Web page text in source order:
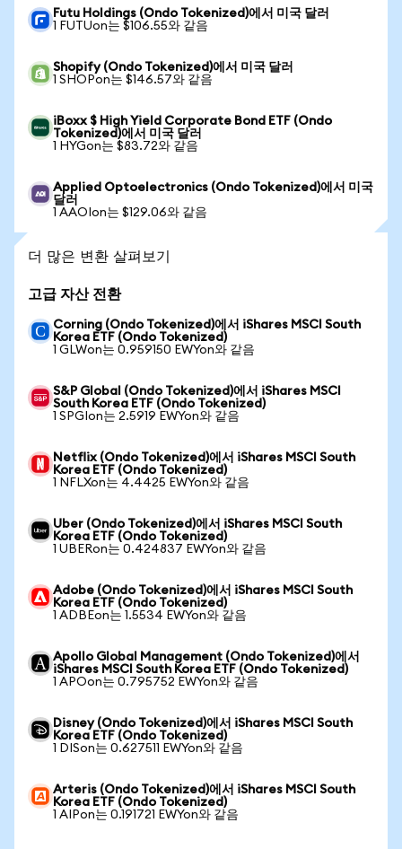
Futu Holdings (Ondo Tokenized)에서 미국 달러
1 FUTUon는 $106.55와 같음
Shopify (Ondo Tokenized)에서 미국 달러
1 SHOPon는 $146.57와 같음
iBoxx $ High Yield Corporate Bond ETF (Ondo
Tokenized)에서 미국 달러
1 HYGon는 $83.72와 같음
Applied Optoelectronics (Ondo Tokenized)에서 미국
달러
1 AAOIon는 $129.06와 같음
더 많은 변환 살펴보기
고급 자산 전환
Corning (Ondo Tokenized)에서 iShares MSCI South
Korea ETF (Ondo Tokenized)
1 GLWon는 0.959150 EWYon와 같음
S&P Global (Ondo Tokenized)에서 iShares MSCI
South Korea ETF (Ondo Tokenized)
1 SPGIon는 2.5919 EWYon와 같음
Netflix (Ondo Tokenized)에서 iShares MSCI South
Korea ETF (Ondo Tokenized)
1 NFLXon는 4.4425 EWYon와 같음
Uber (Ondo Tokenized)에서 iShares MSCI South
Korea ETF (Ondo Tokenized)
1 UBERon는 0.424837 EWYon와 같음
Adobe (Ondo Tokenized)에서 iShares MSCI South
Korea ETF (Ondo Tokenized)
1 ADBEon는 1.5534 EWYon와 같음
Apollo Global Management (Ondo Tokenized)에서
iShares MSCI South Korea ETF (Ondo Tokenized)
1 APOon는 0.795752 EWYon와 같음
Disney (Ondo Tokenized)에서 iShares MSCI South
Korea ETF (Ondo Tokenized)
1 DISon는 0.627511 EWYon와 같음
Arteris (Ondo Tokenized)에서 iShares MSCI South
Korea ETF (Ondo Tokenized)
1 AIPon는 0.191721 EWYon와 같음